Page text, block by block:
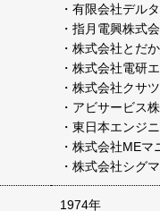
・有限会社デル
・指月電興株式
・株式会社とだ
・株式会社電研
・株式会社クサ
・アビサービス
・東日本エンジ
・株式会社ME
・株式会社シグ
1974年